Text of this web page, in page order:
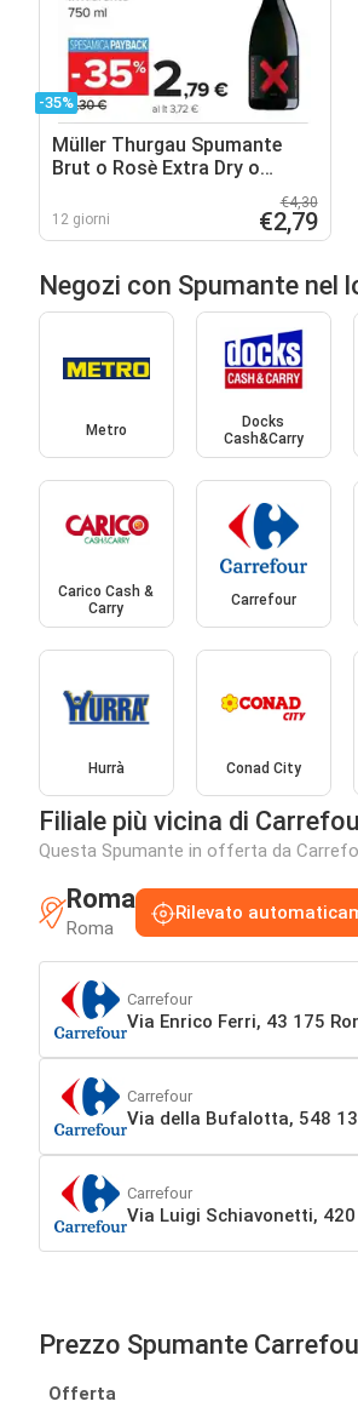
-35%
Müller Thurgau Spumante
Brut o Rosè Extra Dry o
12 giorni
€4,30
€2,79
Negozi con Spumante
Metro
Docks
Cash&Carry
Carico Cash &
Carry
Carrefour
Hurrà Conad City
Filiale più vicina di
Questa Spumante in offerta da
Roma
Roma
Rilevato
Carrefour
Via Enrico Ferri, 43 175
Carrefour
Via della Bufalotta, 548
Carrefour
Via Luigi Schiavonetti,
Prezzo Spumante
Offerta